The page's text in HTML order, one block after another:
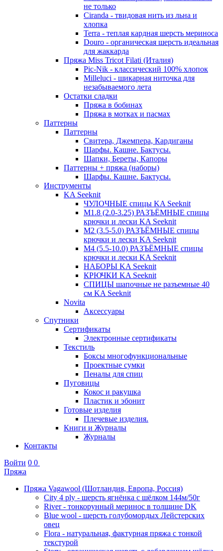
не только
Ciranda - твидовая нить из льна и
хлопка
Terra - теплая кардная шерсть мериноса
Douro - органическая шерсть идеальная
для жаккарда
Пряжа Miss Tricot Filati (Италия)
Pic-Nik - классический 100% хлопок
Milleluci - шикарная ниточка для
незабываемого лета
Остатки сладки
Пряжа в бобинах
Пряжа в мотках и пасмах
Паттерны
Паттерны
Свитера, Джемпера, Кардиганы
Шарфы. Кашне. Бактусы.
Шапки, Береты, Капоры
Паттерны + пряжа (наборы)
Шарфы. Кашне. Бактусы.
Инструменты
KA Seeknit
ЧУЛОЧНЫЕ спицы KA Seeknit
М1.8 (2.0-3.25) РАЗЪЁМНЫЕ спицы
крючки и лески KA Seeknit
М2 (3.5-5.0) РАЗЪЁМНЫЕ спицы
крючки и лески KA Seeknit
М4 (5.5-10.0) РАЗЪЁМНЫЕ спицы
крючки и лески KA Seeknit
НАБОРЫ KA Seeknit
КРЮЧКИ KA Seeknit
СПИЦЫ шапочные не разъемные 40
см KA Seeknit
Novita
Аксессуары
Спутники
Сертификаты
Электронные сертификаты
Текстиль
Боксы многофункциональные
Проектные сумки
Пеналы для спиц
Пуговицы
Кокос и ракушка
Пластик и эбонит
Готовые изделия
Плечевые изделия.
Книги и Журналы
Журналы
Контакты
Войти 0 0
Пряжа
Пряжа Vagawool (Шотландия, Европа, Россия)
City 4 ply - шерсть ягнёнка с шёлком 144м/50г
River - тонкорунный меринос в толщине DK
Blue wool - шерсть голубомордых Лейстерских
овец
Flora - натуральная, фактурная пряжа с тонкой
текстурой